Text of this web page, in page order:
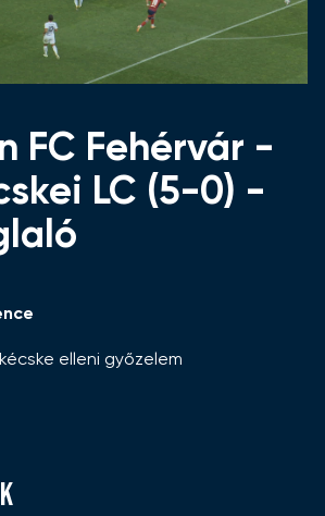
Video
FC Fehérvár -
LC (5-0) -
elleni győzelem